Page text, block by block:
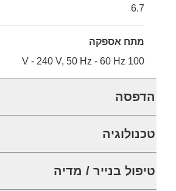
6.7
מתח אספקה
100 V - 240 V, 50 Hz - 60 Hz
הדפסה
טכנולוגיה
טיפול בנייר / מדיה